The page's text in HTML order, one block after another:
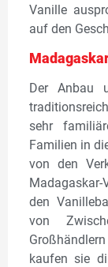
Vanille
auf den
Der Anbau
sehr
Familien in
von den
Madagaskar-
den
von
kaufen sie